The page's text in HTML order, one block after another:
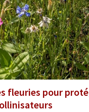
fleuries pour